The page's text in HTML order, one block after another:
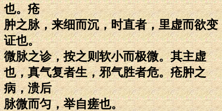
也。疮
肿之脉，来细而沉，时直者，里虚而欲变
证也。
微脉之诊，按之则软小而极微。其主虚
也，真气复者生，邪气胜者危。疮肿之
病，溃后
脉微而匀，举自瘥也。